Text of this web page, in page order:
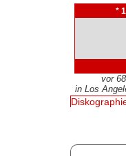
*
vor
in Los